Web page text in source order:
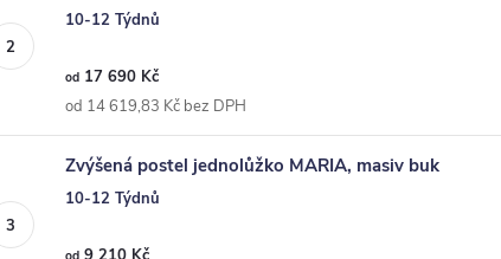
10-12 Týdnů
od 17 690 Kč
od 14 619,83 Kč bez DPH
Zvýšená postel jednolůžko MARIA, masiv buk
10-12 Týdnů